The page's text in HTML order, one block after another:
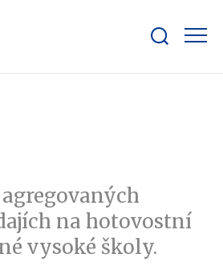
bar
na hotovostní
vysoké školy.